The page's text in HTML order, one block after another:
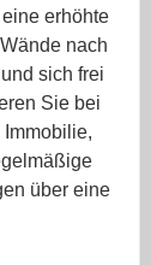
erhöhte
nach
sich frei
Sie bei
über eine